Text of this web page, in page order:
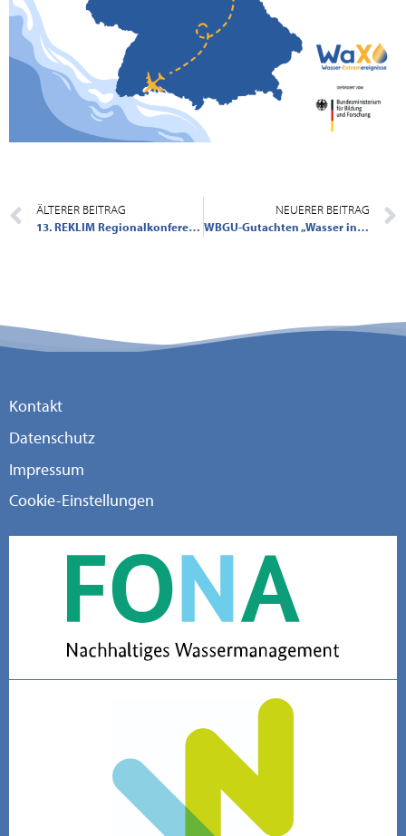
ÄLTERER BEITRAG
13. REKLIM Regionalkonferenz, 25.09.2024, Umweltforum Berlin: Regionale Klimaanpassung in Nord- und Ostdeutschland: Herausforderungen und Lösungsansätze
NEUERER BEITRAG
WBGU-Gutachten „Wasser in einer aufgeheizten Welt“: Dringender Handlungsbedarf für ein zukunftsfähiges Wassermanagement
Kontakt
Datenschutz
Impressum
Cookie-Einstellungen